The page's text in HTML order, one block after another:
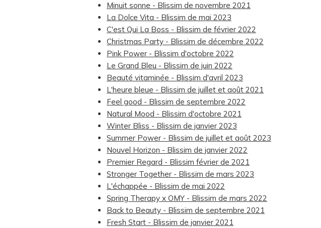
Minuit sonne - Blissim de novembre 2021
La Dolce Vita - Blissim de mai 2023
C'est Qui La Boss - Blissim de février 2022
Christmas Party - Blissim de décembre 2022
Pink Power - Blissim d'octobre 2022
Le Grand Bleu - Blissim de juin 2022
Beauté vitaminée - Blissim d'avril 2023
L'heure bleue - Blissim de juillet et août 2021
Feel good - Blissim de septembre 2022
Natural Mood - Blissim d'octobre 2021
Winter Bliss - Blissim de janvier 2023
Summer Power - Blissim de juillet et août 2023
Nouvel Horizon - Blissim de janvier 2022
Premier Regard - Blissim février de 2021
Stronger Together - Blissim de mars 2023
L'échappée - Blissim de mai 2022
Spring Therapy x OMY - Blissim de mars 2022
Back to Beauty - Blissim de septembre 2021
Fresh Start - Blissim de janvier 2021